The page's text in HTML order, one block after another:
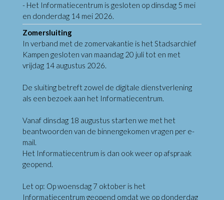
- Het Informatiecentrum is gesloten op dinsdag 5 mei
en donderdag 14 mei 2026.
Zomersluiting
In verband met de zomervakantie is het Stadsarchief
Kampen gesloten van maandag 20 juli tot en met
vrijdag 14 augustus 2026.
De sluiting betreft zowel de digitale dienstverlening
als een bezoek aan het Informatiecentrum.
Vanaf dinsdag 18 augustus starten we met het
beantwoorden van de binnengekomen vragen per e-
mail.
Het Informatiecentrum is dan ook weer op afspraak
geopend.
Let op: Op woensdag 7 oktober is het
Informatiecentrum geopend omdat we op donderdag